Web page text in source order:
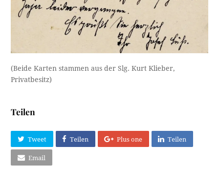
(Beide Karten stammen aus der Slg. Kurt Klieber,
Privatbesitz)
Teilen
Tweet Teilen Plus one Teilen
Email